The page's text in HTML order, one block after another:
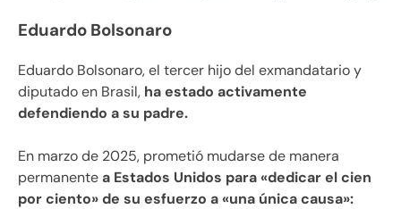
Eduardo Bolsonaro
Eduardo Bolsonaro, el tercer hijo del exmandatario y
diputado en Brasil, ha estado activamente
defendiendo a su padre.
En marzo de 2025, prometió mudarse de manera
permanentea Estados Unidos para «dedicar el cien
por ciento» de su esfuerzo a «una única causa»: